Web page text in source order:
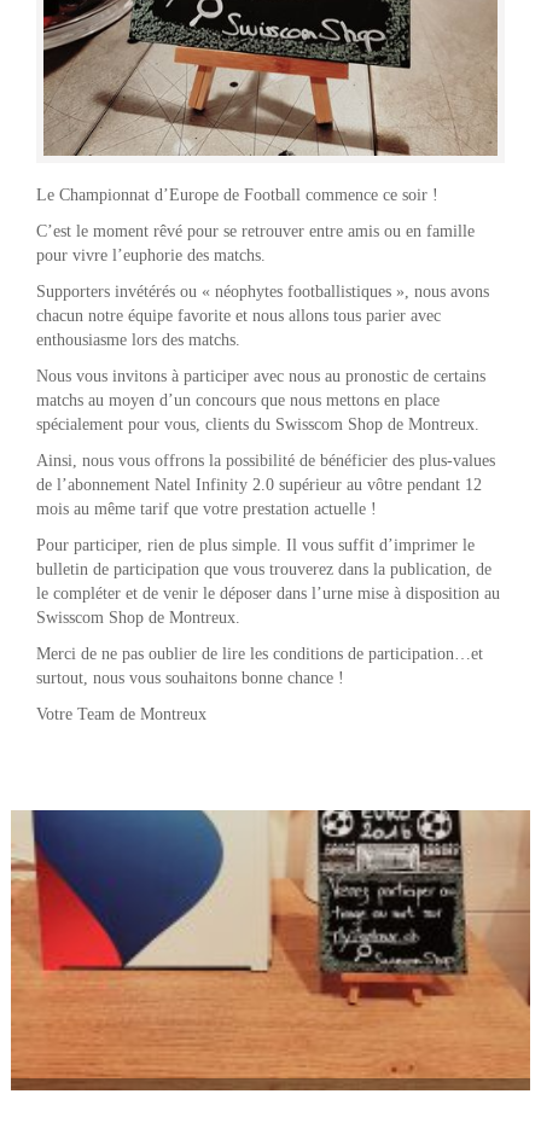
Le Championnat d’Europe de Football commence ce soir !
C’est le moment rêvé pour se retrouver entre amis ou en famille
pour vivre l’euphorie des matchs.
Supporters invétérés ou « néophytes footballistiques », nous avons
chacun notre équipe favorite et nous allons tous parier avec
enthousiasme lors des matchs.
Nous vous invitons à participer avec nous au pronostic de certains
matchs au moyen d’un concours que nous mettons en place
spécialement pour vous, clients du Swisscom Shop de Montreux.
Ainsi, nous vous offrons la possibilité de bénéficier des plus-values
de l’abonnement Natel Infinity 2.0 supérieur au vôtre pendant 12
mois au même tarif que votre prestation actuelle !
Pour participer, rien de plus simple. Il vous suffit d’imprimer le
bulletin de participation que vous trouverez dans la publication, de
le compléter et de venir le déposer dans l’urne mise à disposition au
Swisscom Shop de Montreux.
Merci de ne pas oublier de lire les conditions de participation…et
surtout, nous vous souhaitons bonne chance !
Votre Team de Montreux